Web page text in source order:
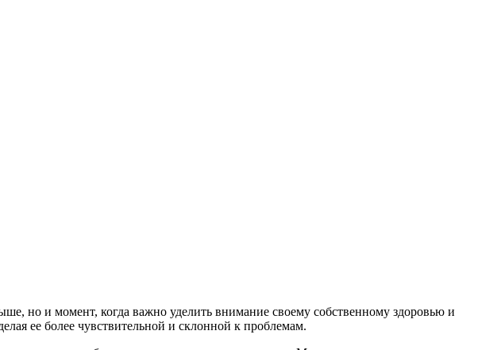
но и момент, когда важно уделить внимание своему собственному здоровью и
ее более чувствительной и склонной к проблемам.